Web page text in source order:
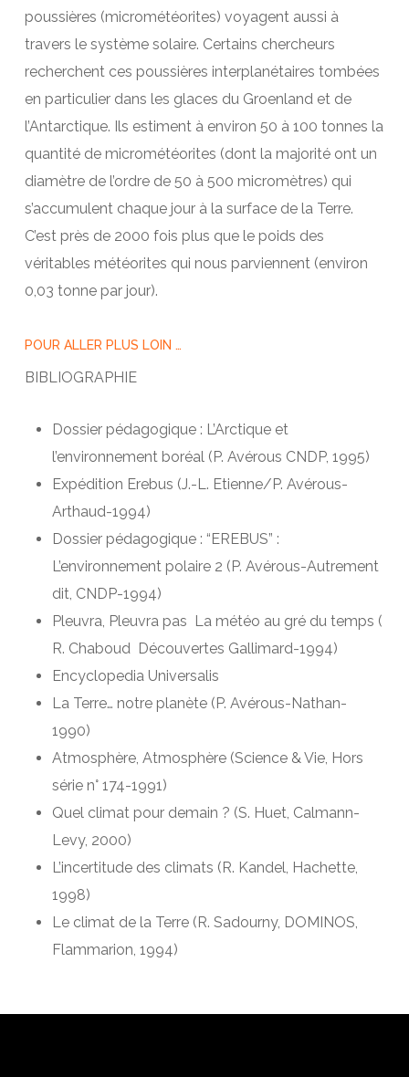
poussières (micrométéorites) voyagent aussi à
travers le système solaire. Certains chercheurs
recherchent ces poussières interplanétaires tombées
en particulier dans les glaces du Groenland et de
l’Antarctique. Ils estiment à environ 50 à 100 tonnes la
quantité de micrométéorites (dont la majorité ont un
diamètre de l’ordre de 50 à 500 micromètres) qui
s’accumulent chaque jour à la surface de la Terre.
C’est près de 2000 fois plus que le poids des
véritables météorites qui nous parviennent (environ
0,03 tonne par jour).
POUR ALLER PLUS LOIN …
BIBLIOGRAPHIE
Dossier pédagogique : L’Arctique et
l’environnement boréal (P. Avérous CNDP, 1995)
Expédition Erebus (J.-L. Etienne/P. Avérous-
Arthaud-1994)
Dossier pédagogique : “EREBUS” :
L’environnement polaire 2 (P. Avérous-Autrement
dit, CNDP-1994)
Pleuvra, Pleuvra pas ­ La météo au gré du temps (
R. Chaboud ­ Découvertes Gallimard-1994)
Encyclopedia Universalis
La Terre… notre planète (P. Avérous-Nathan-
1990)
Atmosphère, Atmosphère (Science & Vie, Hors
série n° 174-1991)
Quel climat pour demain ? (S. Huet, Calmann-
Levy, 2000)
L’incertitude des climats (R. Kandel, Hachette,
1998)
Le climat de la Terre (R. Sadourny, DOMINOS,
Flammarion, 1994)